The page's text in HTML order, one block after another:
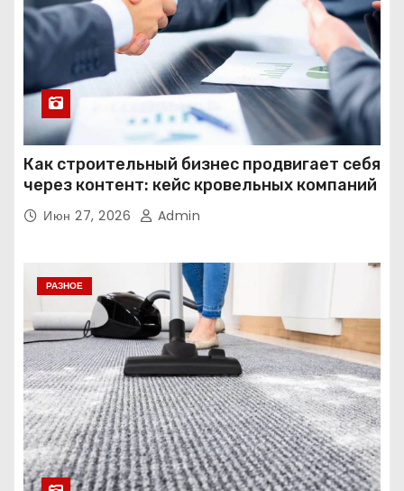
Как строительный бизнес продвигает себя
через контент: кейс кровельных компаний
Июн 27, 2026 Admin
РАЗНОЕ